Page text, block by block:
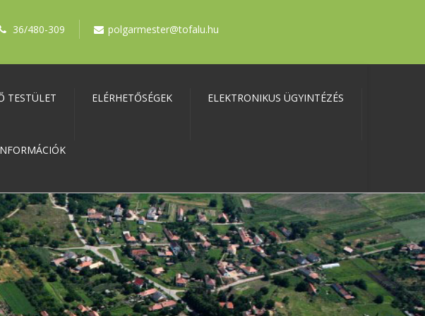
36/480-309 polgarmester@tofalu.hu
TESTÜLET ELÉRHETŐSÉGEK ELEKTRONIKUS ÜGYINTÉZÉS